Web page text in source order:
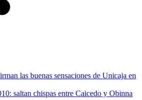
las buenas sensaciones de Unicaja en
saltan chispas entre Caicedo y Obinna